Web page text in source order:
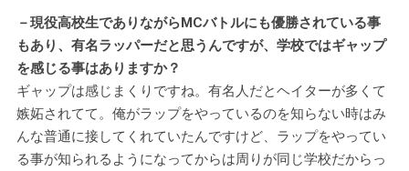
－現役高校生でありながらMCバトルにも優勝されている事
もあり、有名ラッパーだと思うんですが、学校ではギャップ
を感じる事はありますか？
ギャップは感じまくりですね。有名人だとヘイターが多くて
嫉妬されてて。俺がラップをやっているのを知らない時はみ
んな普通に接してくれていたんですけど、ラップをやってい
る事が知られるようになってからは周りが同じ学校だからっ